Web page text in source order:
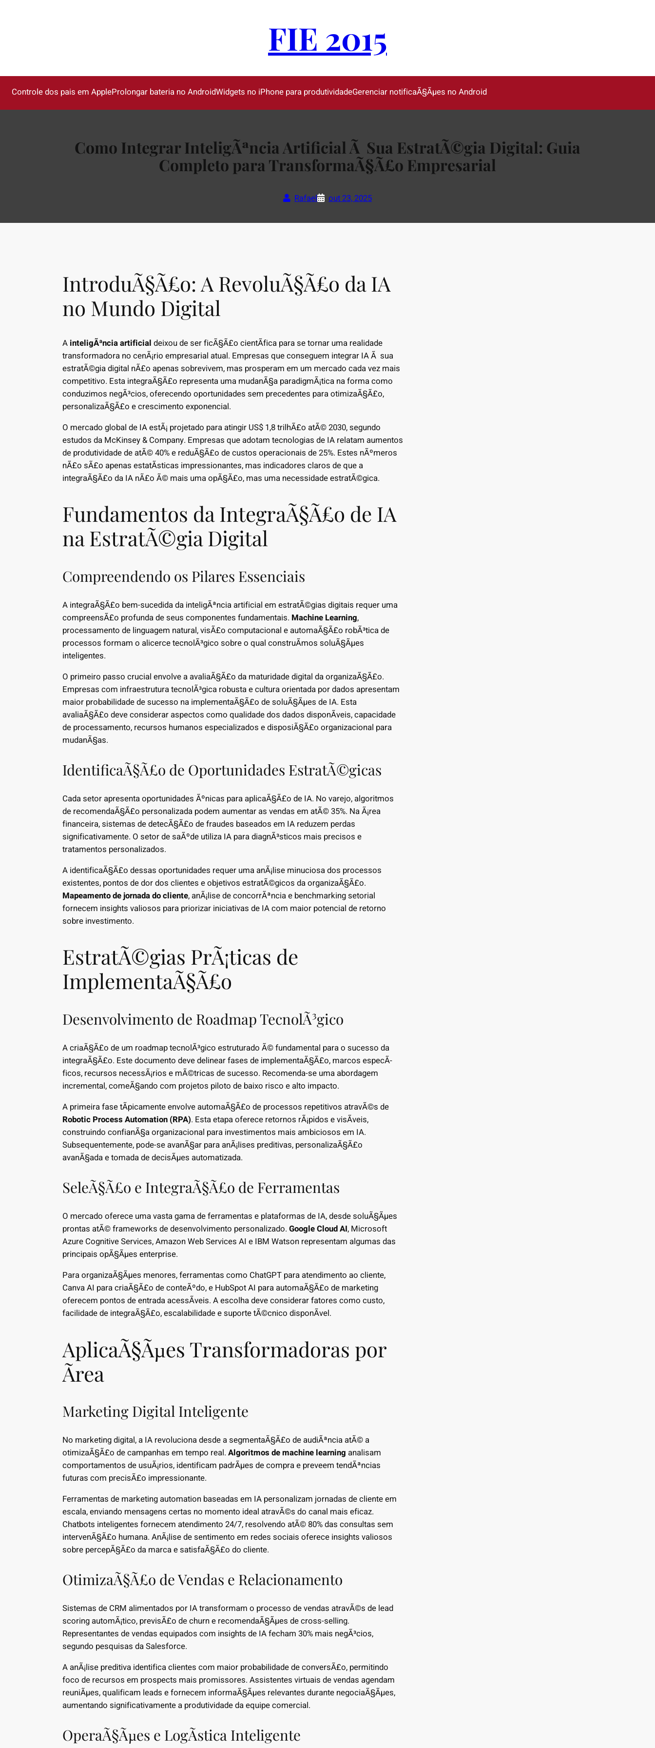
FIE 2015
Controle dos pais em AppleProlongar bateria no AndroidWidgets no iPhone para produtividadeGerenciar notificaÃ§Ãµes no Android
Como Integrar InteligÃªncia Artificial Ã Sua EstratÃ©gia Digital: Guia
Completo para TransformaÃ§Ã£o Empresarial
Rafael out 23, 2025
IntroduÃ§Ã£o: A RevoluÃ§Ã£o da IA
no Mundo Digital
A inteligÃªncia artificial deixou de ser ficÃ§Ã£o cientÃ­fica para se tornar uma realidade
transformadora no cenÃ¡rio empresarial atual. Empresas que conseguem integrar IA Ã sua
estratÃ©gia digital nÃ£o apenas sobrevivem, mas prosperam em um mercado cada vez mais
competitivo. Esta integraÃ§Ã£o representa uma mudanÃ§a paradigmÃ¡tica na forma como
conduzimos negÃ³cios, oferecendo oportunidades sem precedentes para otimizaÃ§Ã£o,
personalizaÃ§Ã£o e crescimento exponencial.
O mercado global de IA estÃ¡ projetado para atingir US$ 1,8 trilhÃ£o atÃ© 2030, segundo
estudos da McKinsey & Company. Empresas que adotam tecnologias de IA relatam aumentos
de produtividade de atÃ© 40% e reduÃ§Ã£o de custos operacionais de 25%. Estes nÃºmeros
nÃ£o sÃ£o apenas estatÃ­sticas impressionantes, mas indicadores claros de que a
integraÃ§Ã£o da IA nÃ£o Ã© mais uma opÃ§Ã£o, mas uma necessidade estratÃ©gica.
Fundamentos da IntegraÃ§Ã£o de IA
na EstratÃ©gia Digital
Compreendendo os Pilares Essenciais
A integraÃ§Ã£o bem-sucedida da inteligÃªncia artificial em estratÃ©gias digitais requer uma
compreensÃ£o profunda de seus componentes fundamentais. Machine Learning,
processamento de linguagem natural, visÃ£o computacional e automaÃ§Ã£o robÃ³tica de
processos formam o alicerce tecnolÃ³gico sobre o qual construÃ­mos soluÃ§Ãµes
inteligentes.
O primeiro passo crucial envolve a avaliaÃ§Ã£o da maturidade digital da organizaÃ§Ã£o.
Empresas com infraestrutura tecnolÃ³gica robusta e cultura orientada por dados apresentam
maior probabilidade de sucesso na implementaÃ§Ã£o de soluÃ§Ãµes de IA. Esta
avaliaÃ§Ã£o deve considerar aspectos como qualidade dos dados disponÃ­veis, capacidade
de processamento, recursos humanos especializados e disposiÃ§Ã£o organizacional para
mudanÃ§as.
IdentificaÃ§Ã£o de Oportunidades EstratÃ©gicas
Cada setor apresenta oportunidades Ãºnicas para aplicaÃ§Ã£o de IA. No varejo, algoritmos
de recomendaÃ§Ã£o personalizada podem aumentar as vendas em atÃ© 35%. Na Ã¡rea
financeira, sistemas de detecÃ§Ã£o de fraudes baseados em IA reduzem perdas
significativamente. O setor de saÃºde utiliza IA para diagnÃ³sticos mais precisos e
tratamentos personalizados.
A identificaÃ§Ã£o dessas oportunidades requer uma anÃ¡lise minuciosa dos processos
existentes, pontos de dor dos clientes e objetivos estratÃ©gicos da organizaÃ§Ã£o.
Mapeamento de jornada do cliente, anÃ¡lise de concorrÃªncia e benchmarking setorial
fornecem insights valiosos para priorizar iniciativas de IA com maior potencial de retorno
sobre investimento.
EstratÃ©gias PrÃ¡ticas de
ImplementaÃ§Ã£o
Desenvolvimento de Roadmap TecnolÃ³gico
A criaÃ§Ã£o de um roadmap tecnolÃ³gico estruturado Ã© fundamental para o sucesso da
integraÃ§Ã£o. Este documento deve delinear fases de implementaÃ§Ã£o, marcos especÃ­
ficos, recursos necessÃ¡rios e mÃ©tricas de sucesso. Recomenda-se uma abordagem
incremental, comeÃ§ando com projetos piloto de baixo risco e alto impacto.
A primeira fase tÃ­picamente envolve automaÃ§Ã£o de processos repetitivos atravÃ©s de
Robotic Process Automation (RPA). Esta etapa oferece retornos rÃ¡pidos e visÃ­veis,
construindo confianÃ§a organizacional para investimentos mais ambiciosos em IA.
Subsequentemente, pode-se avanÃ§ar para anÃ¡lises preditivas, personalizaÃ§Ã£o
avanÃ§ada e tomada de decisÃµes automatizada.
SeleÃ§Ã£o e IntegraÃ§Ã£o de Ferramentas
O mercado oferece uma vasta gama de ferramentas e plataformas de IA, desde soluÃ§Ãµes
prontas atÃ© frameworks de desenvolvimento personalizado. Google Cloud AI, Microsoft
Azure Cognitive Services, Amazon Web Services AI e IBM Watson representam algumas das
principais opÃ§Ãµes enterprise.
Para organizaÃ§Ãµes menores, ferramentas como ChatGPT para atendimento ao cliente,
Canva AI para criaÃ§Ã£o de conteÃºdo, e HubSpot AI para automaÃ§Ã£o de marketing
oferecem pontos de entrada acessÃ­veis. A escolha deve considerar fatores como custo,
facilidade de integraÃ§Ã£o, escalabilidade e suporte tÃ©cnico disponÃ­vel.
AplicaÃ§Ãµes Transformadoras por
Ãrea
Marketing Digital Inteligente
No marketing digital, a IA revoluciona desde a segmentaÃ§Ã£o de audiÃªncia atÃ© a
otimizaÃ§Ã£o de campanhas em tempo real. Algoritmos de machine learning analisam
comportamentos de usuÃ¡rios, identificam padrÃµes de compra e preveem tendÃªncias
futuras com precisÃ£o impressionante.
Ferramentas de marketing automation baseadas em IA personalizam jornadas de cliente em
escala, enviando mensagens certas no momento ideal atravÃ©s do canal mais eficaz.
Chatbots inteligentes fornecem atendimento 24/7, resolvendo atÃ© 80% das consultas sem
intervenÃ§Ã£o humana. AnÃ¡lise de sentimento em redes sociais oferece insights valiosos
sobre percepÃ§Ã£o da marca e satisfaÃ§Ã£o do cliente.
OtimizaÃ§Ã£o de Vendas e Relacionamento
Sistemas de CRM alimentados por IA transformam o processo de vendas atravÃ©s de lead
scoring automÃ¡tico, previsÃ£o de churn e recomendaÃ§Ãµes de cross-selling.
Representantes de vendas equipados com insights de IA fecham 30% mais negÃ³cios,
segundo pesquisas da Salesforce.
A anÃ¡lise preditiva identifica clientes com maior probabilidade de conversÃ£o, permitindo
foco de recursos em prospects mais promissores. Assistentes virtuais de vendas agendam
reuniÃµes, qualificam leads e fornecem informaÃ§Ãµes relevantes durante negociaÃ§Ãµes,
aumentando significativamente a produtividade da equipe comercial.
OperaÃ§Ãµes e LogÃ­stica Inteligente